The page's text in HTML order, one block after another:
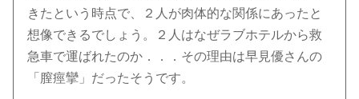
きたという時点で、２人が肉体的な関係にあったと
想像できるでしょう。２人はなぜラブホテルから救
急車で運ばれたのか．．．その理由は早見優さんの
「膣痙攣」だったそうです。